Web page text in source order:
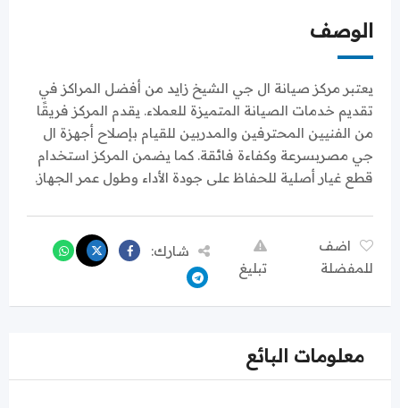
الوصف
يعتبر مركز صيانة ال جي الشيخ زايد من أفضل المراكز في
تقديم خدمات الصيانة المتميزة للعملاء. يقدم المركز فريقًا
من الفنيين المحترفين والمدربين للقيام بإصلاح أجهزة ال
جي مصربسرعة وكفاءة فائقة. كما يضمن المركز استخدام
قطع غيار أصلية للحفاظ على جودة الأداء وطول عمر الجهاز.
اضف
للمفضلة
تبليغ
شارك:
معلومات البائع